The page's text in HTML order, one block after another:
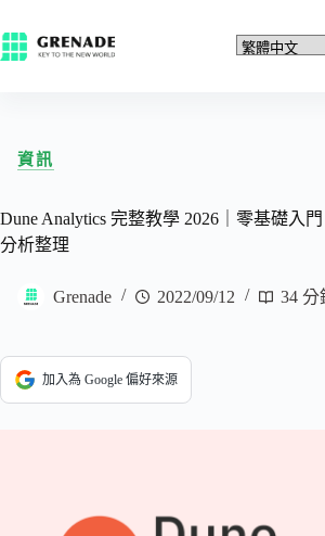
資訊
Dune Analytics 完整教學 2026｜零基礎入
分析整理
Grenade 2022/09/12 34 分
加入為 Google 偏好來源